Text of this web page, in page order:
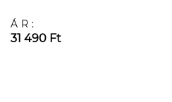
ÁR:
31 490 Ft